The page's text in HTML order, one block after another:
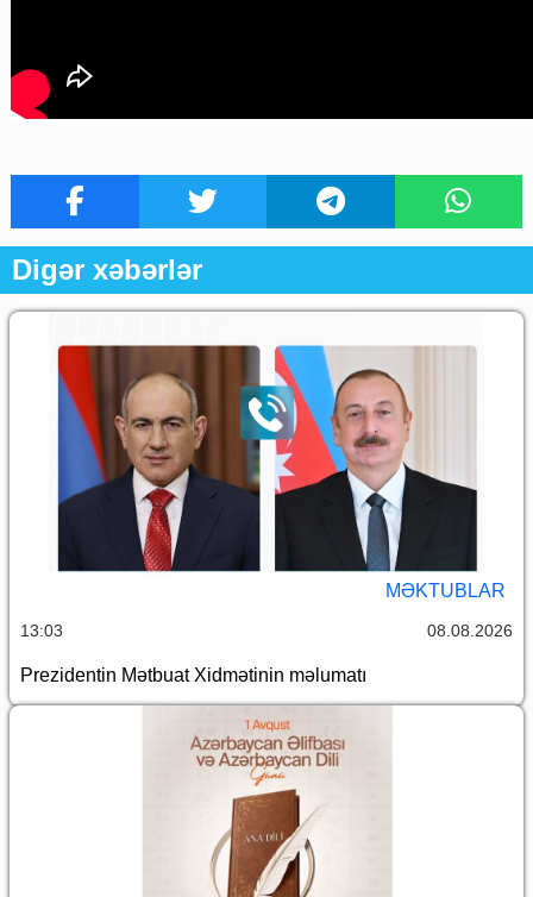
Digər xəbərlər
MƏKTUBLAR
13:03 08.08.2026
Prezidentin Mətbuat Xidmətinin məlumatı